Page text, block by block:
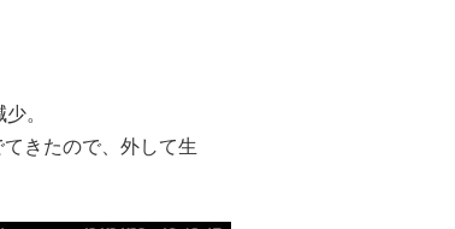
。
きたので、外して生